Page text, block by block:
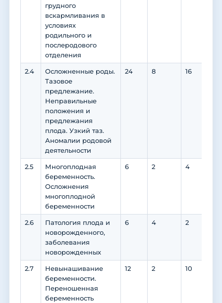
грудного
вскармливания в
условиях
родильного и
послеродового
отделения
2.4
Осложненные роды.
Тазовое
предлежание.
Неправильные
положения и
предлежания
плода. Узкий таз.
Аномалии родовой
деятельности
24 8 16
2.5
Многоплодная
беременность.
Осложнения
многоплодной
беременности
6 2 4
2.6
Патология плода и
новорожденного,
заболевания
новорожденных
6 4 2
2.7
Невынашивание
беременности.
Переношенная
беременность
12 2 10